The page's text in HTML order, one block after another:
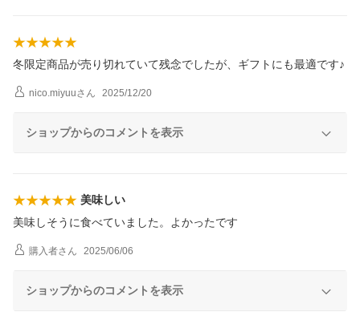
冬限定商品が売り切れていて残念でしたが、ギフトにも最適です♪
nico.miyuuさん 2025/12/20
ショップからのコメントを表示
美味しい
美味しそうに食べていました。よかったです
購入者さん 2025/06/06
ショップからのコメントを表示